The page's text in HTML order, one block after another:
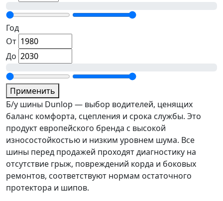
Год
От
До
Применить
Б/у шины Dunlop — выбор водителей, ценящих
баланс комфорта, сцепления и срока службы. Это
продукт европейского бренда с высокой
износостойкостью и низким уровнем шума. Все
шины перед продажей проходят диагностику на
отсутствие грыж, повреждений корда и боковых
ремонтов, соответствуют нормам остаточного
протектора и шипов.